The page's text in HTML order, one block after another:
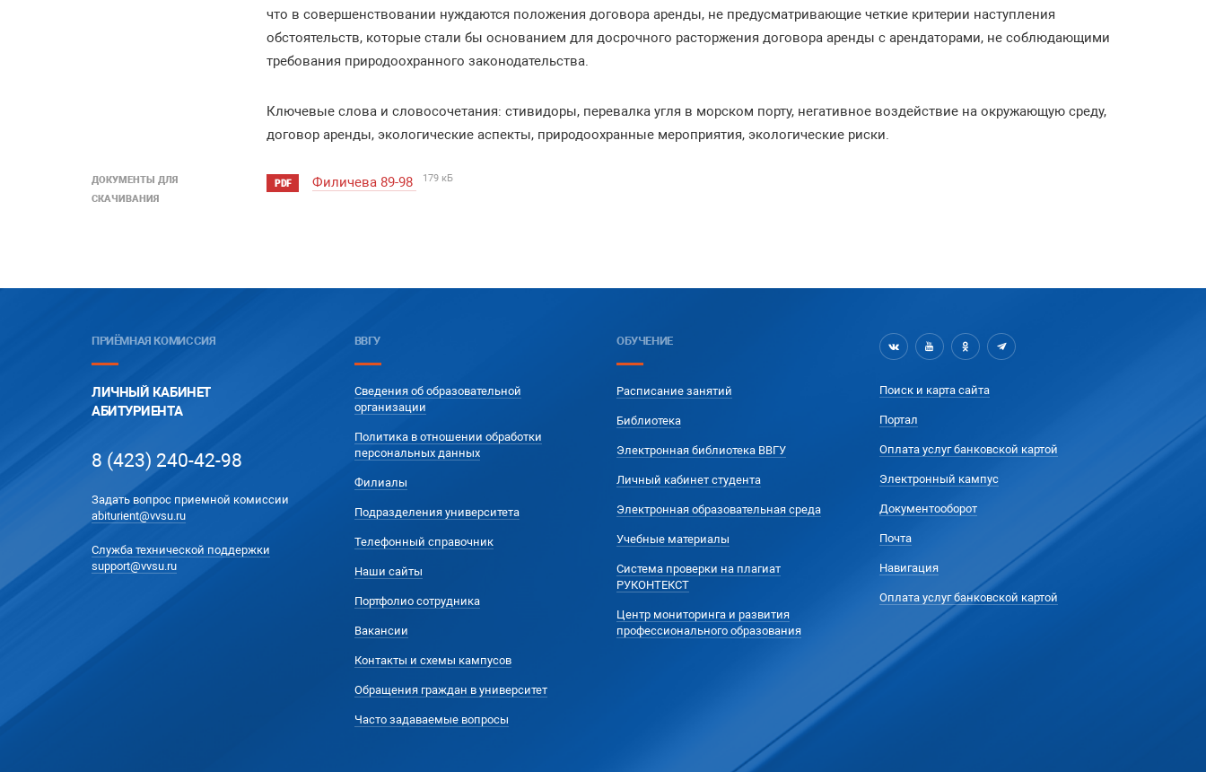
что в совершенствовании нуждаются положения договора аренды, не предусматривающие четкие критерии наступления
обстоятельств, которые стали бы основанием для досрочного расторжения договора аренды с арендаторами, не соблюдающими
требования природоохранного законодательства.
Ключевые слова и словосочетания: стивидоры, перевалка угля в морском порту, негативное воздействие на окружающую среду,
договор аренды, экологические аспекты, природоохранные мероприятия, экологические риски.
ДОКУМЕНТЫ ДЛЯ
СКАЧИВАНИЯ
PDF Филичева 89-98 179 кБ
ПРИЁМНАЯ КОМИССИЯ
ЛИЧНЫЙ КАБИНЕТ
АБИТУРИЕНТА
8 (423) 240-42-98
Задать вопрос приемной комиссии
abiturient@vvsu.ru
Служба технической поддержки
support@vvsu.ru
ВВГУ
Сведения об образовательной
организации
Политика в отношении обработки
персональных данных
Филиалы
Подразделения университета
Телефонный справочник
Наши сайты
Портфолио сотрудника
Вакансии
Контакты и схемы кампусов
Обращения граждан в университет
Часто задаваемые вопросы
ОБУЧЕНИЕ
Расписание занятий
Библиотека
Электронная библиотека ВВГУ
Личный кабинет студента
Электронная образовательная среда
Учебные материалы
Система проверки на плагиат
РУКОНТЕКСТ
Центр мониторинга и развития
профессионального образования
Поиск и карта сайта
Портал
Оплата услуг банковской картой
Электронный кампус
Документооборот
Почта
Навигация
Оплата услуг банковской картой